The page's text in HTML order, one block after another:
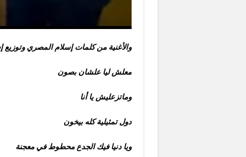
والأغنية من كلمات إسلام المصري
معلش ليا علشان بصون
وماتزعليش يا أنا
دول تمثيلية كله بيخون
ويا دنيا فيك الجدع محطوط في معجنة